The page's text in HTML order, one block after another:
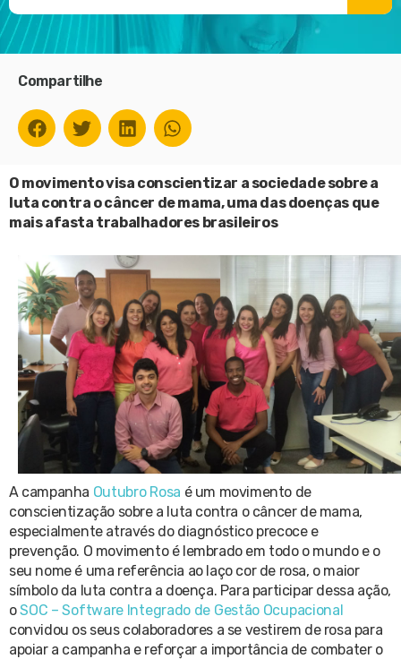
Compartilhe
O movimento visa conscientizar a sociedade sobre a
luta contra o câncer de mama, uma das doenças que
mais afasta trabalhadores brasileiros
A campanha Outubro Rosa é um movimento de
conscientização sobre a luta contra o câncer de mama,
especialmente através do diagnóstico precoce e
prevenção. O movimento é lembrado em todo o mundo e o
seu nome é uma referência ao laço cor de rosa, o maior
símbolo da luta contra a doença. Para participar dessa ação,
oSOC – Software Integrado de Gestão Ocupacional
convidou os seus colaboradores a se vestirem de rosa para
apoiar a campanha e reforçar a importância de combater o